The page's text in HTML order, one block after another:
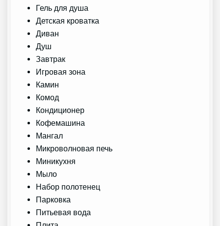
Гель для душа
Детская кроватка
Диван
Душ
Завтрак
Игровая зона
Камин
Комод
Кондиционер
Кофемашина
Мангал
Микроволновая печь
Миникухня
Мыло
Набор полотенец
Парковка
Питьевая вода